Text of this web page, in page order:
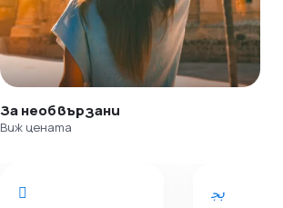
За необвързани
Виж цената